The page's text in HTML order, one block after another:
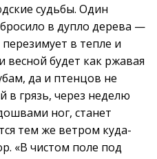
судьбы. Один
в дупло дерева —
в тепле и
весной будет как ржавая
да и птенцов не
в грязь, через неделю
ног, станет
тем же ветром куда-
«В чистом поле под